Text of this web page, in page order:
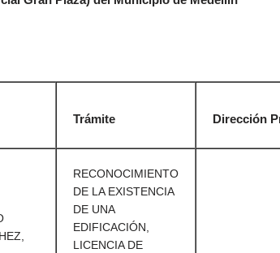
Trámite Dirección
RECONOCIMIENTO
DE LA EXISTENCIA
DE UNA
EDIFICACIÓN,
LICENCIA DE